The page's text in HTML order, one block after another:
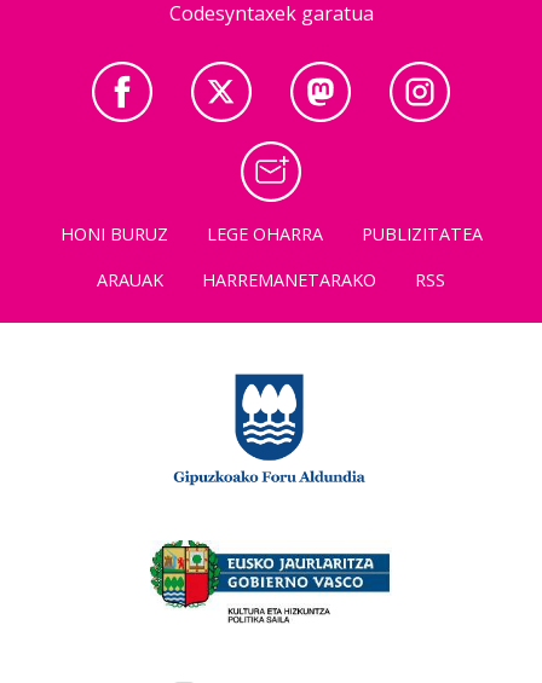
Codesyntaxek garatua
HONI BURUZ LEGE OHARRA
PUBLIZITATEA
ARAUAK
HARREMANETARAKO RSS